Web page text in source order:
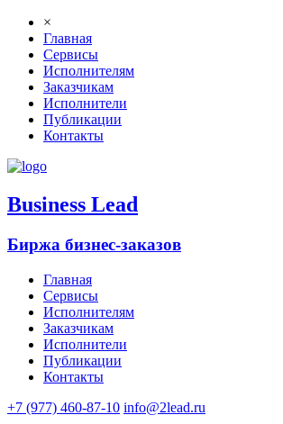
×
Главная
Сервисы
Исполнителям
Заказчикам
Исполнители
Публикации
Контакты
Business Lead
Биржа бизнес-заказов
Главная
Сервисы
Исполнителям
Заказчикам
Исполнители
Публикации
Контакты
+7 (977) 460-87-10 info@2lead.ru